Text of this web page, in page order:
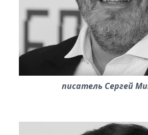
писатель Сергей